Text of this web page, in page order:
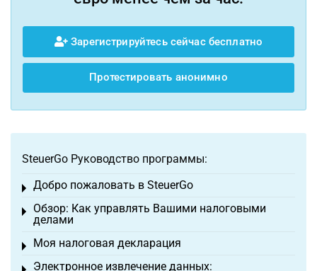
Зарегистрируйтесь сейчас бесплатно
Протестировать анонимно
SteuerGo Руководство программы:
Добро пожаловать в SteuerGo
Toggle menu
Обзор: Как управлять Вашими налоговыми
делами
Toggle menu
Моя налоговая декларация
Toggle menu
Электронное извлечение данных: